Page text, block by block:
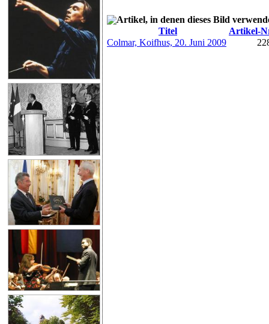
Artikel, in denen dieses Bild
Titel
Artikel-
Colmar, Koifhus, 20. Juni 2009